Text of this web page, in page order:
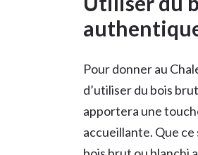
Pour donner au
d’utiliser du bois
apportera une
accueillante. Que